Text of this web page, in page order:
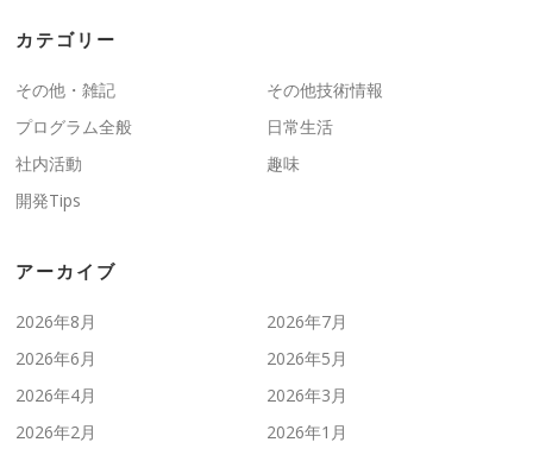
カテゴリー
その他・雑記
その他技術情報
プログラム全般
日常生活
社内活動
趣味
開発Tips
アーカイブ
2026年8月
2026年7月
2026年6月
2026年5月
2026年4月
2026年3月
2026年2月
2026年1月